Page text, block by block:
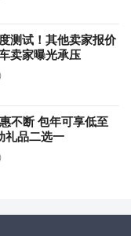
测试！其他卖家报价
卖家曝光承压
不断 包年可享低至
礼品二选一